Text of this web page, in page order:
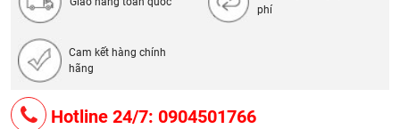
phí
Cam kết hàng chính
hãng
Hotline 24/7: 0904501766